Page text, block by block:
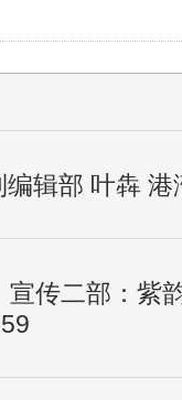
编辑部 叶犇 港
宣传二部：紫